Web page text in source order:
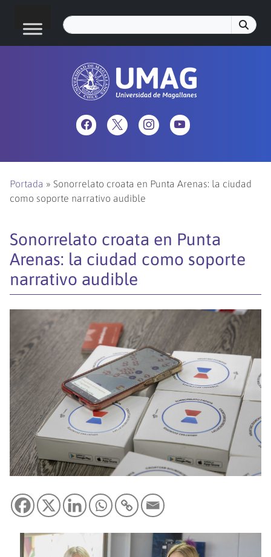
Portada » Sonorrelato croata en Punta Arenas: la ciudad
como soporte narrativo audible
Sonorrelato croata en Punta
Arenas: la ciudad como soporte
narrativo audible